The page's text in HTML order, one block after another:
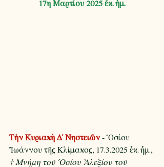
17η Μαρτίου 2025 ἐκ. ἡμ.
Τὴν Κυριακὴ Δ΄ Νηστειῶν - Ὁσίου
Ἰωάννου τῆς Κλίμακος, 17.3.2025 ἐκ. ἡμ.,
† Μνήμη τοῦ Ὁσίου Ἀλεξίου τοῦ